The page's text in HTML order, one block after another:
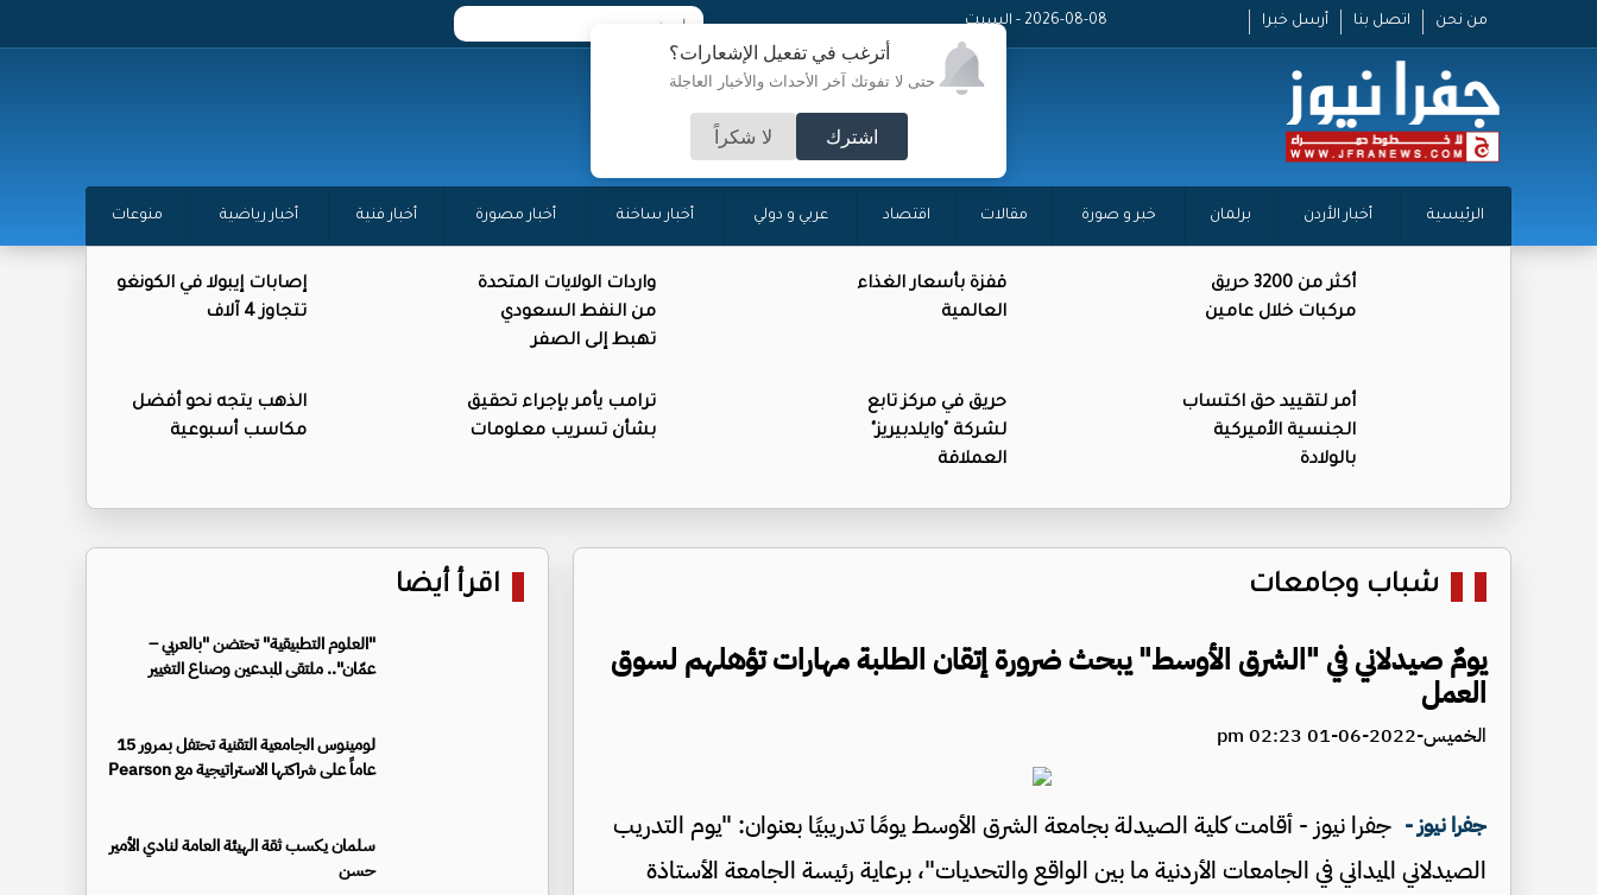
أترغب في تفعيل الإشعارات؟
حتى لا تفوتك آخر الأحداث والأخبار العاجلة
اشترك لا شكراً
من نحن اتصل بنا أرسل خبرا 2026-08-08 - السبت
الرئيسية أخبار الأردن برلمان خبر و صورة مقالات اقتصاد عربي و دولي أخبار ساخنة أخبار مصورة أخبار فنية أخبار رياضية منوعات
أكثر من 3200 حريق
مركبات خلال عامين
قفزة بأسعار الغذاء
العالمية
واردات الولايات المتحدة
من النفط السعودي
تهبط إلى الصفر
إصابات إيبولا في الكونغو
تتجاوز 4 آلاف
أمر لتقييد حق اكتساب
الجنسية الأميركية
بالولادة
حريق في مركز تابع
لشركة "وايلدبيريز"
العملاقة
ترامب يأمر بإجراء تحقيق
بشأن تسريب معلومات
الذهب يتجه نحو أفضل
مكاسب أسبوعية
شباب وجامعات
يومٌ صيدلاني في "الشرق الأوسط" يبحث ضرورة إتقان الطلبة مهارات تؤهلهم لسوق
العمل
الخميس-2022-06-01 02:23 pm
جفرا نيوز - جفرا نيوز - أقامت كلية الصيدلة بجامعة الشرق الأوسط يومًا تدريبيًا بعنوان: "يوم التدريب
الصيدلاني الميداني في الجامعات الأردنية ما بين الواقع والتحديات"، برعاية رئيسة الجامعة الأستاذة
اقرأ أيضا
"العلوم التطبيقية" تحتضن "بالعربي –
عمّان".. ملتقى المبدعين وصناع التغيير
لومينوس الجامعية التقنية تحتفل بمرور 15
عاماً على شراكتها الاستراتيجية مع Pearson
سلمان يكسب ثقة الهيئة العامة لنادي الأمير
حسن